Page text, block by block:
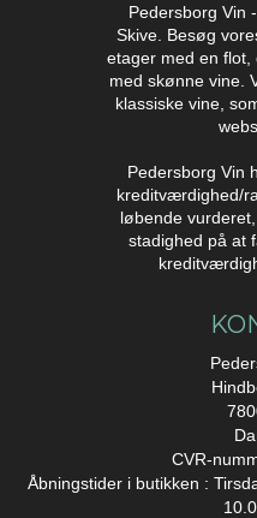
Pedersborg Vin
Skive. Besøg
etager med en
med skønne vine.
klassiske vine,
Pedersborg Vin
kreditværdighed/
løbende
stadighed på at
CVR-
Åbningstider i butikken :